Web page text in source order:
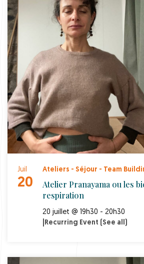
Juil
20
Ateliers - Séjour - Team
Atelier Pranayama ou les
respiration
20 juillet @ 19h30 - 20h30
Recurring Event (See all)